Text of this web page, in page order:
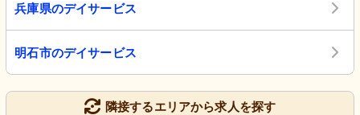
兵庫県のデイサービス
明石市のデイサービス
隣接するエリアから求人を探す